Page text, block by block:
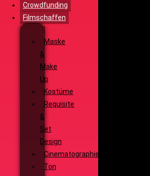
Crowdfunding
Filmschaffen
Schauspiel
Maske
&
Make
Up
Kostüme
Requisite
&
Set
Design
Cinematographie
Ton